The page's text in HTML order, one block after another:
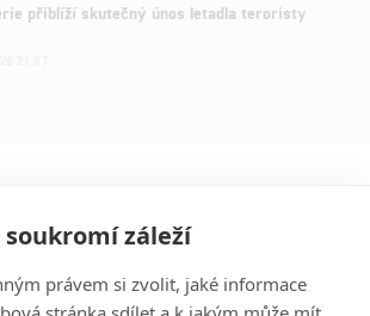
přiblíží skutečný únos letadla teroristy
soukromí záleží
právem si zvolit, jaké informace